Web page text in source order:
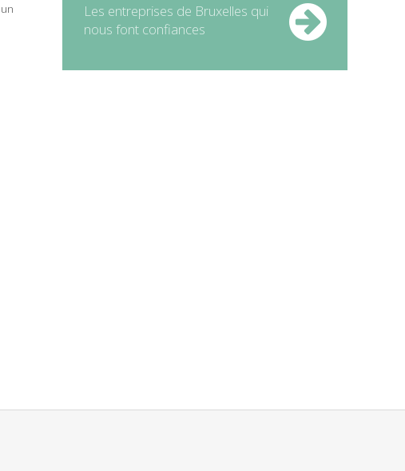
un
Les entreprises de Bruxelles qui
nous font confiances